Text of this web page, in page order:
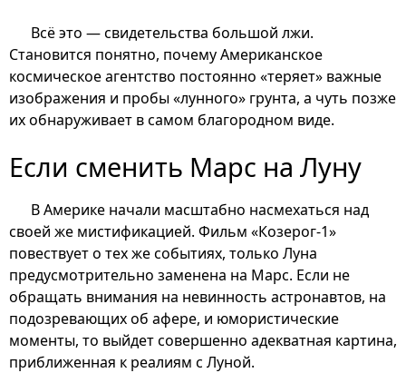
Всё это — свидетельства большой лжи.
Становится понятно, почему Американское
космическое агентство постоянно «теряет» важные
изображения и пробы «лунного» грунта, а чуть позже
их обнаруживает в самом благородном виде.
Если сменить Марс на Луну
В Америке начали масштабно насмехаться над
своей же мистификацией. Фильм «Козерог-1»
повествует о тех же событиях, только Луна
предусмотрительно заменена на Марс. Если не
обращать внимания на невинность астронавтов, на
подозревающих об афере, и юмористические
моменты, то выйдет совершенно адекватная картина,
приближенная к реалиям с Луной.